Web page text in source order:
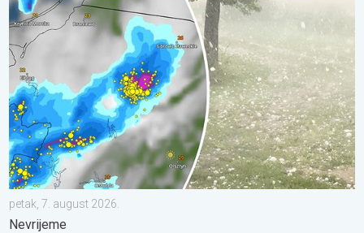
Ogromni komadi leda u Poljskoj. Nevrijeme. . . petak, 7.
petak, 7. august 2026.
Nevrijeme